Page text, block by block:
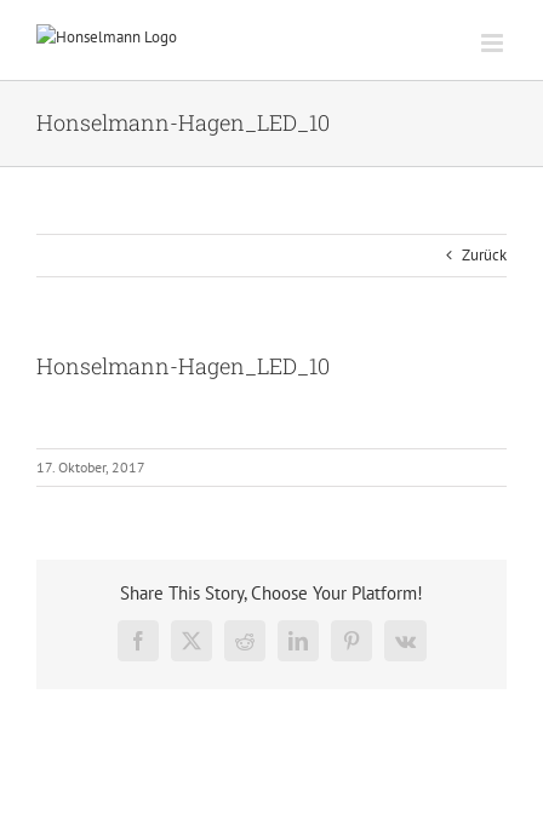
Honselmann-Hagen_LED_10
Zurück
Honselmann-Hagen_LED_10
17. Oktober, 2017
Share This Story, Choose Your Platform!
Facebook
X RedditLinkedInPinterest
Vk